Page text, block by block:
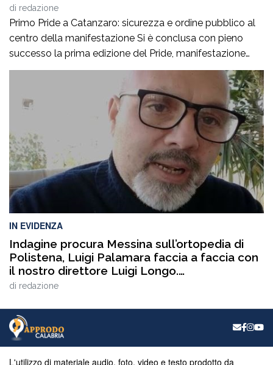
di redazione
Primo Pride a Catanzaro: sicurezza e ordine pubblico al
centro della manifestazione Si è conclusa con pieno
successo la prima edizione del Pride, manifestazione
accompagnata da un ricco programma di eventi
collaterali, tra cui AperiPride, presentazioni di libri, incontri
culturali, dibattiti, talk e momenti di confronto ospitati a
Catanzaro, con interventi e riflessioni dedicati ai […]
IN EVIDENZA
Indagine procura Messina sull’ortopedia di
Polistena, Luigi Palamara faccia a faccia con
il nostro direttore Luigi Longo.
VIDEOINTERVISTA
di redazione
L'utilizzo di materiale audio, foto, video e testo prodotto da